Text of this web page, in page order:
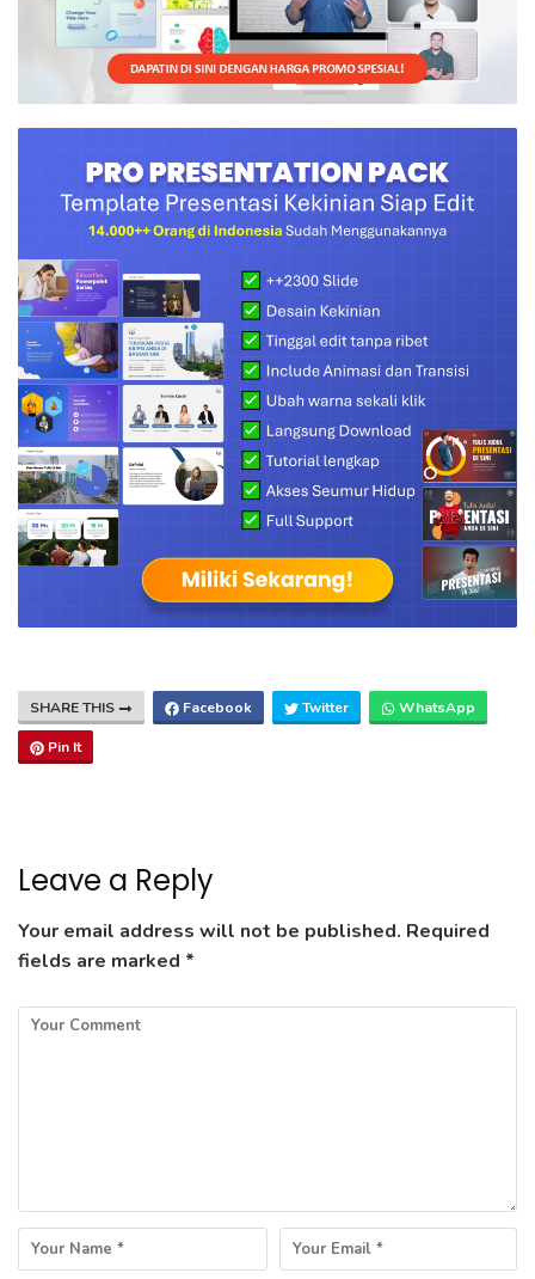
SHARE THIS Facebook Twitter WhatsApp
Pin It
Leave a Reply
Your email address will not be published. Required
fields are marked *